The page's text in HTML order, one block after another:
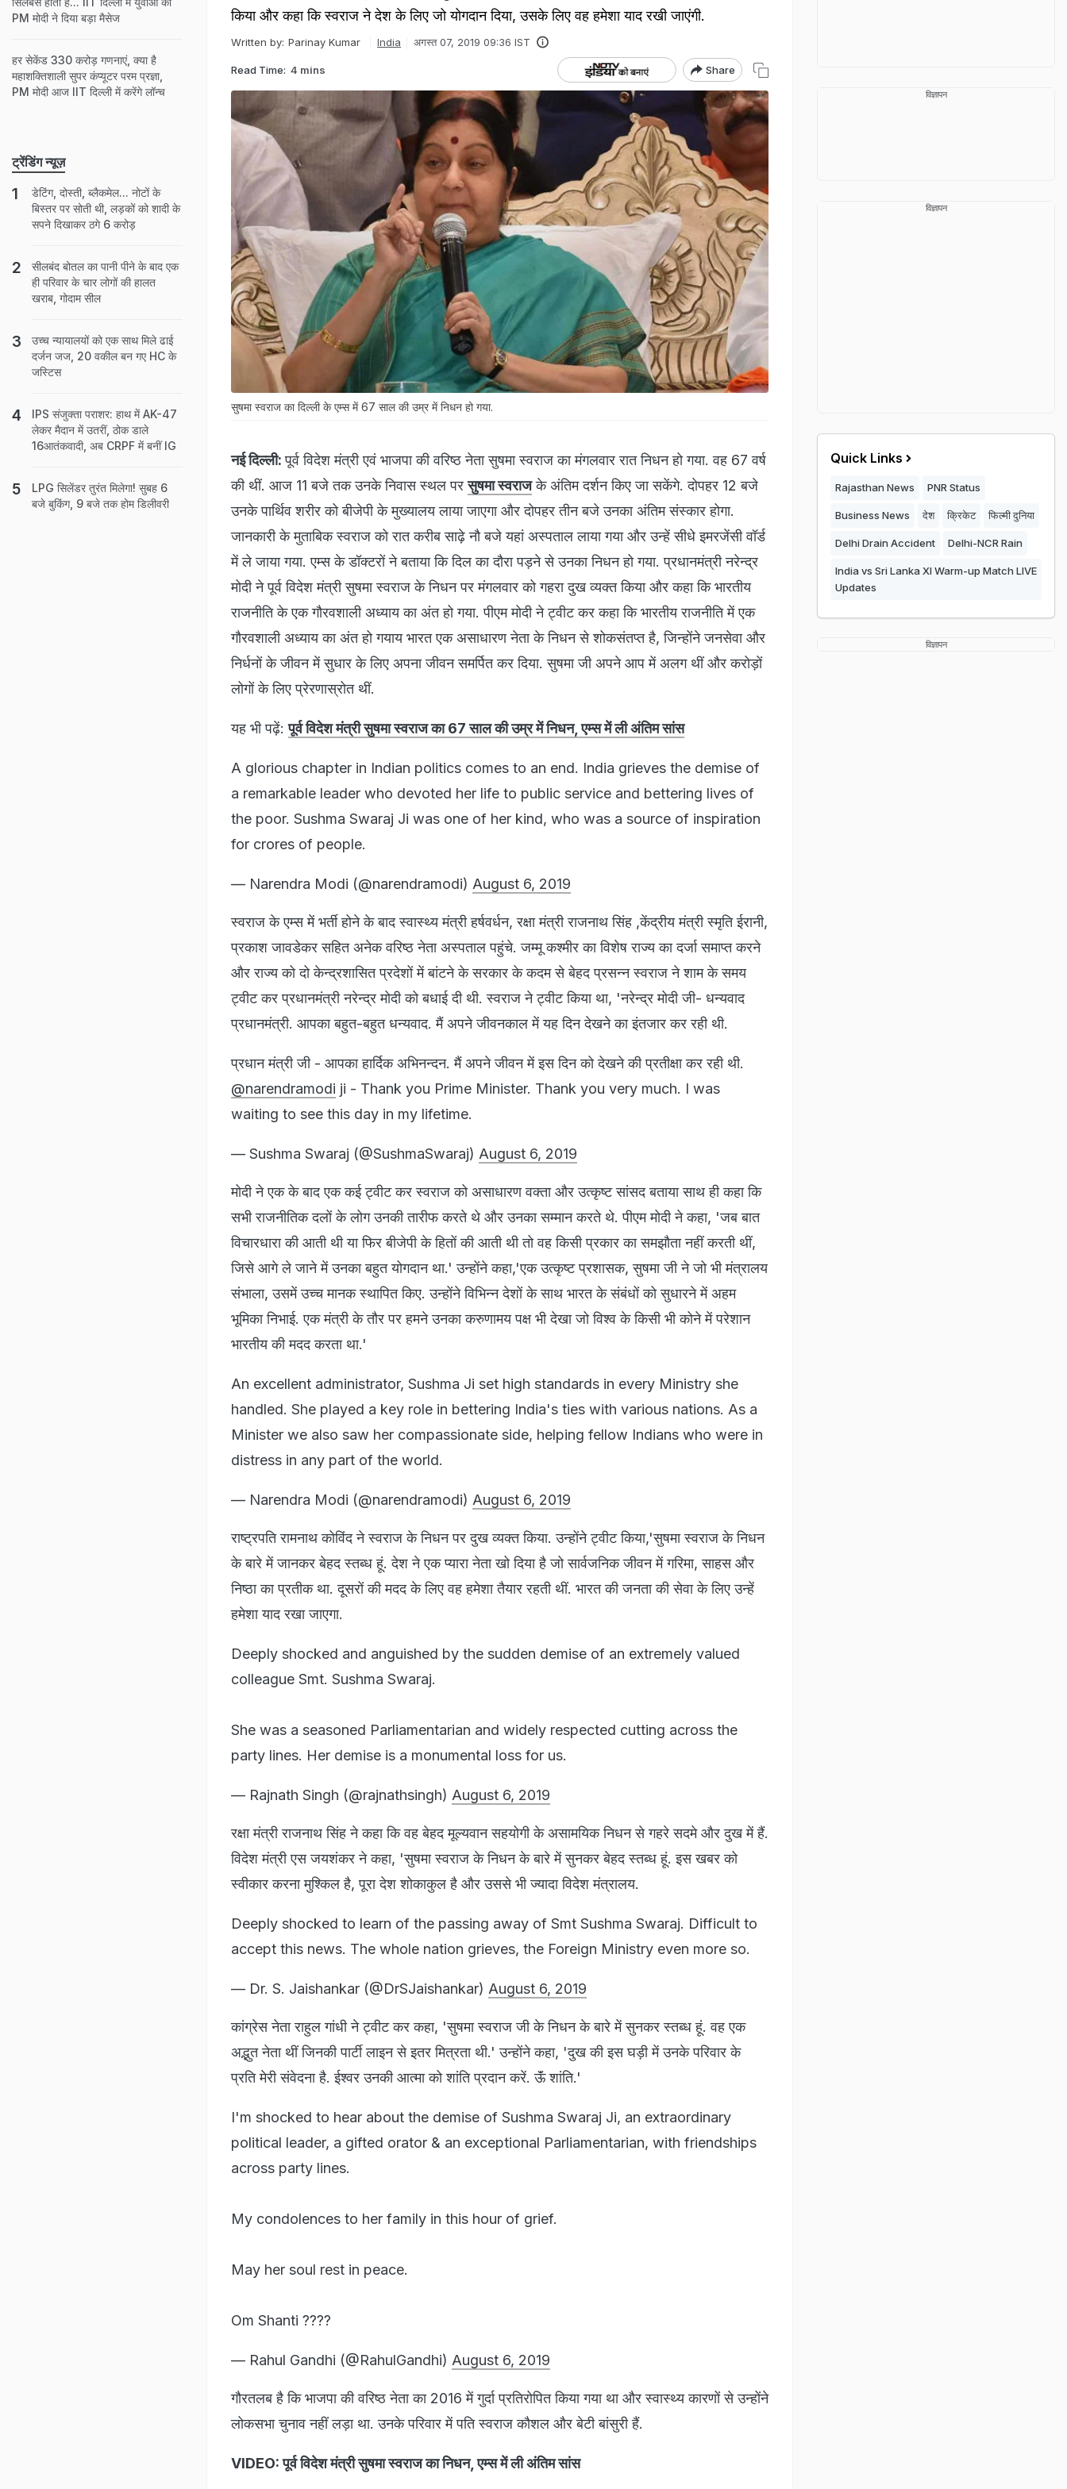
किया और कहा कि स्वराज ने देश के लिए जो योगदान दिया, उसके लिए वह हमेशा याद रखी जाएंगी.
Written by: Parinay Kumar India अगस्त 07, 2019 09:36 IST
Read Time: 4 mins Share
सुषमा स्वराज का दिल्ली के एम्स में 67 साल की उम्र में निधन हो गया.
नई दिल्ली: पूर्व विदेश मंत्री एवं भाजपा की वरिष्ठ नेता सुषमा स्वराज का मंगलवार रात निधन हो गया. वह 67 वर्ष
की थीं. आज 11 बजे तक उनके निवास स्थल परसुषमा स्वराजके अंतिम दर्शन किए जा सकेंगे. दोपहर 12 बजे
उनके पार्थिव शरीर को बीजेपी के मुख्यालय लाया जाएगा और दोपहर तीन बजे उनका अंतिम संस्कार होगा.
जानकारी के मुताबिक स्वराज को रात करीब साढ़े नौ बजे यहां अस्पताल लाया गया और उन्हें सीधे इमरजेंसी वॉर्ड
में ले जाया गया. एम्स के डॉक्टरों ने बताया कि दिल का दौरा पड़ने से उनका निधन हो गया. प्रधानमंत्री नरेन्द्र
मोदी ने पूर्व विदेश मंत्री सुषमा स्वराज के निधन पर मंगलवार को गहरा दुख व्यक्त किया और कहा कि भारतीय
राजनीति के एक गौरवशाली अध्याय का अंत हो गया. पीएम मोदी ने ट्वीट कर कहा कि भारतीय राजनीति में एक
गौरवशाली अध्याय का अंत हो गयाय भारत एक असाधारण नेता के निधन से शोकसंतप्त है, जिन्होंने जनसेवा और
निर्धनों के जीवन में सुधार के लिए अपना जीवन समर्पित कर दिया. सुषमा जी अपने आप में अलग थीं और करोड़ों
लोगों के लिए प्रेरणास्रोत थीं.
यह भी पढ़ें:पूर्व विदेश मंत्री सुषमा स्वराज का 67 साल की उम्र में निधन, एम्स में ली अंतिम सांस
A glorious chapter in Indian politics comes to an end. India grieves the demise of
a remarkable leader who devoted her life to public service and bettering lives of
the poor. Sushma Swaraj Ji was one of her kind, who was a source of inspiration
for crores of people.
— Narendra Modi (@narendramodi) August 6, 2019
स्वराज के एम्स में भर्ती होने के बाद स्वास्थ्य मंत्री हर्षवर्धन, रक्षा मंत्री राजनाथ सिंह ,केंद्रीय मंत्री स्मृति ईरानी,
प्रकाश जावडेकर सहित अनेक वरिष्ठ नेता अस्पताल पहुंचे. जम्मू कश्मीर का विशेष राज्य का दर्जा समाप्त करने
और राज्य को दो केन्द्रशासित प्रदेशों में बांटने के सरकार के कदम से बेहद प्रसन्न स्वराज ने शाम के समय
ट्वीट कर प्रधानमंत्री नरेन्द्र मोदी को बधाई दी थी. स्वराज ने ट्वीट किया था, 'नरेन्द्र मोदी जी- धन्यवाद
प्रधानमंत्री. आपका बहुत-बहुत धन्यवाद. मैं अपने जीवनकाल में यह दिन देखने का इंतजार कर रही थी.
प्रधान मंत्री जी - आपका हार्दिक अभिनन्दन. मैं अपने जीवन में इस दिन को देखने की प्रतीक्षा कर रही थी.
@narendramodi ji - Thank you Prime Minister. Thank you very much. I was
waiting to see this day in my lifetime.
— Sushma Swaraj (@SushmaSwaraj) August 6, 2019
मोदी ने एक के बाद एक कई ट्वीट कर स्वराज को असाधारण वक्ता और उत्कृष्ट सांसद बताया साथ ही कहा कि
सभी राजनीतिक दलों के लोग उनकी तारीफ करते थे और उनका सम्मान करते थे. पीएम मोदी ने कहा, 'जब बात
विचारधारा की आती थी या फिर बीजेपी के हितों की आती थी तो वह किसी प्रकार का समझौता नहीं करती थीं,
जिसे आगे ले जाने में उनका बहुत योगदान था.' उन्होंने कहा,'एक उत्कृष्ट प्रशासक, सुषमा जी ने जो भी मंत्रालय
संभाला, उसमें उच्च मानक स्थापित किए. उन्होंने विभिन्न देशों के साथ भारत के संबंधों को सुधारने में अहम
भूमिका निभाई. एक मंत्री के तौर पर हमने उनका करुणामय पक्ष भी देखा जो विश्व के किसी भी कोने में परेशान
भारतीय की मदद करता था.'
An excellent administrator, Sushma Ji set high standards in every Ministry she
handled. She played a key role in bettering India's ties with various nations. As a
Minister we also saw her compassionate side, helping fellow Indians who were in
distress in any part of the world.
— Narendra Modi (@narendramodi) August 6, 2019
राष्ट्रपति रामनाथ कोविंद ने स्वराज के निधन पर दुख व्यक्त किया. उन्होंने ट्वीट किया,'सुषमा स्वराज के निधन
के बारे में जानकर बेहद स्तब्ध हूं. देश ने एक प्यारा नेता खो दिया है जो सार्वजनिक जीवन में गरिमा, साहस और
निष्ठा का प्रतीक था. दूसरों की मदद के लिए वह हमेशा तैयार रहती थीं. भारत की जनता की सेवा के लिए उन्हें
हमेशा याद रखा जाएगा.
Deeply shocked and anguished by the sudden demise of an extremely valued
colleague Smt. Sushma Swaraj.
She was a seasoned Parliamentarian and widely respected cutting across the
party lines. Her demise is a monumental loss for us.
— Rajnath Singh (@rajnathsingh) August 6, 2019
रक्षा मंत्री राजनाथ सिंह ने कहा कि वह बेहद मूल्यवान सहयोगी के असामयिक निधन से गहरे सदमे और दुख में हैं.
विदेश मंत्री एस जयशंकर ने कहा, 'सुषमा स्वराज के निधन के बारे में सुनकर बेहद स्तब्ध हूं. इस खबर को
स्वीकार करना मुश्किल है, पूरा देश शोकाकुल है और उससे भी ज्यादा विदेश मंत्रालय.
Deeply shocked to learn of the passing away of Smt Sushma Swaraj. Difficult to
accept this news. The whole nation grieves, the Foreign Ministry even more so.
— Dr. S. Jaishankar (@DrSJaishankar) August 6, 2019
कांग्रेस नेता राहुल गांधी ने ट्वीट कर कहा, 'सुषमा स्वराज जी के निधन के बारे में सुनकर स्तब्ध हूं. वह एक
अद्भुत नेता थीं जिनकी पार्टी लाइन से इतर मित्रता थी.' उन्होंने कहा, 'दुख की इस घड़ी में उनके परिवार के
प्रति मेरी संवेदना है. ईश्वर उनकी आत्मा को शांति प्रदान करें. ऊॅं शांति.'
I'm shocked to hear about the demise of Sushma Swaraj Ji, an extraordinary
political leader, a gifted orator & an exceptional Parliamentarian, with friendships
across party lines.
My condolences to her family in this hour of grief.
May her soul rest in peace.
Om Shanti ????
— Rahul Gandhi (@RahulGandhi) August 6, 2019
गौरतलब है कि भाजपा की वरिष्ठ नेता का 2016 में गुर्दा प्रतिरोपित किया गया था और स्वास्थ्य कारणों से उन्होंने
लोकसभा चुनाव नहीं लड़ा था. उनके परिवार में पति स्वराज कौशल और बेटी बांसुरी हैं.
VIDEO: पूर्व विदेश मंत्री सुषमा स्वराज का निधन, एम्स में ली अंतिम सांस
PM मोदी ने दिया बड़ा मैसेज
हर सेकेंड 330 करोड़ गणनाएं, क्या है
महाशक्तिशाली सुपर कंप्यूटर परम प्रज्ञा,
PM मोदी आज IIT दिल्ली में करेंगे लॉन्च
ट्रेंडिंग न्यूज़
डेटिंग, दोस्ती, ब्लैकमेल... नोटों के
बिस्तर पर सोती थी, लड़कों को शादी के
सपने दिखाकर ठगे 6 करोड़
सीलबंद बोतल का पानी पीने के बाद एक
ही परिवार के चार लोगों की हालत
खराब, गोदाम सील
उच्च न्यायालयों को एक साथ मिले ढाई
दर्जन जज, 20 वकील बन गए HC के
जस्टिस
IPS संजुक्ता पराशर: हाथ में AK-47
लेकर मैदान में उतरीं, ठोक डाले
16आतंकवादी, अब CRPF में बनीं IG
LPG सिलेंडर तुरंत मिलेगा! सुबह 6
बजे बुकिंग, 9 बजे तक होम डिलीवरी
विज्ञापन
विज्ञापन
Quick Links
Rajasthan News PNR Status
Business News देश क्रिकेट फिल्मी दुनिया
Delhi Drain Accident Delhi-NCR Rain
India vs Sri Lanka XI Warm-up Match LIVE
Updates
विज्ञापन